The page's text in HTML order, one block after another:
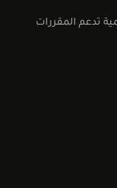
تدعم المقررات